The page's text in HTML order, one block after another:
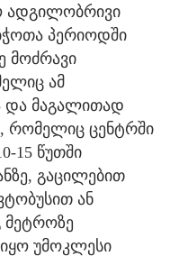
ადგილობრივი
პერიოდში
მოძრავი
ამ
და მაგალითად
რომელიც ცენტრში
15 წუთში
გაცილებით
ან
მეტროზე
უმოკლესი